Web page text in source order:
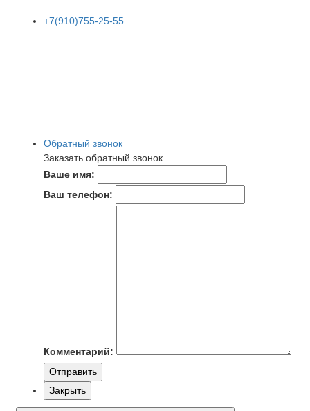
+7(910)755-25-55
Обратный звонок
Заказать обратный звонок
Ваше имя:
Ваш телефон:
Комментарий:
Отправить
Закрыть